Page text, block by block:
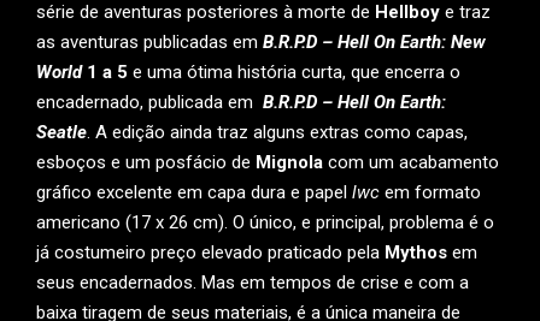
série de aventuras posteriores à morte de Hellboy e traz
as aventuras publicadas em B.R.P.D – Hell On Earth: New
World1 a 5 e uma ótima história curta, que encerra o
encadernado, publicada em B.R.P.D – Hell On Earth:
Seatle. A edição ainda traz alguns extras como capas,
esboços e um posfácio de Mignola com um acabamento
gráfico excelente em capa dura e papel lwc em formato
americano (17 x 26 cm). O único, e principal, problema é o
já costumeiro preço elevado praticado pela Mythos em
seus encadernados. Mas em tempos de crise e com a
baixa tiragem de seus materiais, é a única maneira de